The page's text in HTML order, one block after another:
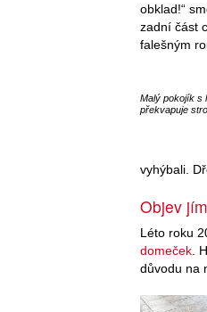
obklad!“
zadní část
falešným
Malý pokojík s
překvapuje
vyhýbali.
Objev
Léto roku
domeček .
důvodu na